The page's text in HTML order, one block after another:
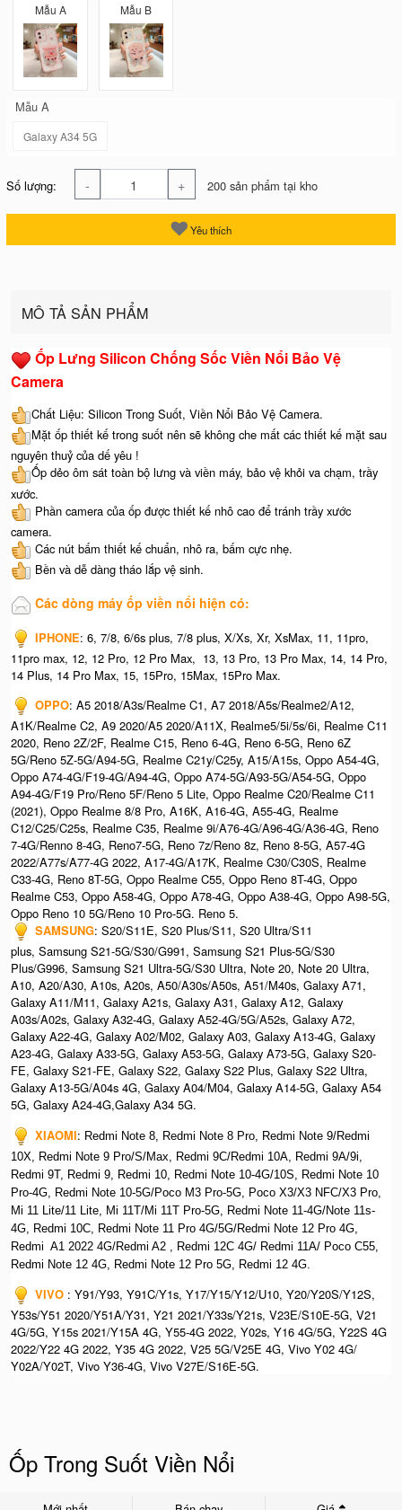
Mẫu A Mẫu B
Mẫu A
Galaxy A34 5G
Số lượng: - + 200 sản phẩm tại kho
Yêu thích
MÔ TẢ SẢN PHẨM
Ốp Lưng Silicon Chống Sốc Viền Nổi Bảo Vệ
Camera
Chất Liệu: Silicon Trong Suốt, Viền Nổi Bảo Vệ Camera.
Mặt ốp thiết kế trong suốt nên sẽ không che mất các thiết kế mặt sau
nguyên thuỷ của dế yêu !
Ốp dẻo ôm sát toàn bộ lưng và viền máy, bảo vệ khỏi va chạm, trầy
xước.
Phần camera của ốp được thiết kế nhô cao để tránh trầy xước
camera.
Các nút bấm thiết kế chuẩn, nhô ra, bấm cực nhẹ.
Bền và dễ dàng tháo lắp vệ sinh.
Các dòng máy ốp viền nổi hiện có:
IPHONE: 6, 7/8, 6/6s plus, 7/8 plus, X/Xs, Xr, XsMax, 11, 11pro,
11pro max, 12, 12 Pro, 12 Pro Max, 13, 13 Pro, 13 Pro Max, 14, 14 Pro,
14 Plus, 14 Pro Max, 15, 15Pro, 15Max, 15Pro Max.
OPPO: A5 2018/A3s/Realme C1, A7 2018/A5s/Realme2/A12,
A1K/Realme C2, A9 2020/A5 2020/A11X, Realme5/5i/5s/6i, Realme C11
2020, Reno 2Z/2F, Realme C15, Reno 6-4G, Reno 6-5G, Reno 6Z
5G/Reno 5Z-5G/A94-5G, Realme C21y/C25y, A15/A15s, Oppo A54-4G,
Oppo A74-4G/F19-4G/A94-4G, Oppo A74-5G/A93-5G/A54-5G, Oppo
A94-4G/F19 Pro/Reno 5F/Reno 5 Lite, Oppo Realme C20/Realme C11
(2021), Oppo Realme 8/8 Pro, A16K, A16-4G, A55-4G, Realme
C12/C25/C25s, Realme C35, Realme 9i/A76-4G/A96-4G/A36-4G, Reno
7-4G/Renno 8-4G, Reno7-5G, Reno 7z/Reno 8z, Reno 8-5G, A57-4G
2022/A77s/A77-4G 2022, A17-4G/A17K, Realme C30/C30S, Realme
C33-4G, Reno 8T-5G, Oppo Realme C55, Oppo Reno 8T-4G, Oppo
Realme C53, Oppo A58-4G, Oppo A78-4G, Oppo A38-4G, Oppo A98-5G,
Oppo Reno 10 5G/Reno 10 Pro-5G. Reno 5.
SAMSUNG: S20/S11E, S20 Plus/S11, S20 Ultra/S11
plus, Samsung S21-5G/S30/G991, Samsung S21 Plus-5G/S30
Plus/G996, Samsung S21 Ultra-5G/S30 Ultra, Note 20, Note 20 Ultra,
A10, A20/A30, A10s, A20s, A50/A30s/A50s, A51/M40s, Galaxy A71,
Galaxy A11/M11, Galaxy A21s, Galaxy A31, Galaxy A12, Galaxy
A03s/A02s, Galaxy A32-4G, Galaxy A52-4G/5G/A52s, Galaxy A72,
Galaxy A22-4G, Galaxy A02/M02, Galaxy A03, Galaxy A13-4G, Galaxy
A23-4G, Galaxy A33-5G, Galaxy A53-5G, Galaxy A73-5G, Galaxy S20-
FE, Galaxy S21-FE, Galaxy S22, Galaxy S22 Plus, Galaxy S22 Ultra,
Galaxy A13-5G/A04s 4G, Galaxy A04/M04, Galaxy A14-5G, Galaxy A54
5G, Galaxy A24-4G,Galaxy A34 5G.
XIAOMI: Redmi Note 8, Redmi Note 8 Pro, Redmi Note 9/Redmi
10X, Redmi Note 9 Pro/S/Max, Redmi 9C/Redmi 10A, Redmi 9A/9i,
Redmi 9T, Redmi 9, Redmi 10, Redmi Note 10-4G/10S, Redmi Note 10
Pro-4G, Redmi Note 10-5G/Poco M3 Pro-5G, Poco X3/X3 NFC/X3 Pro,
Mi 11 Lite/11 Lite, Mi 11T/Mi 11T Pro-5G, Redmi Note 11-4G/Note 11s-
4G, Redmi 10C, Redmi Note 11 Pro 4G/5G/Redmi Note 12 Pro 4G,
Redmi A1 2022 4G/Redmi A2 , Redmi 12C 4G/ Redmi 11A/ Poco C55,
Redmi Note 12 4G, Redmi Note 12 Pro 5G, Redmi 12 4G.
VIVO : Y91/Y93, Y91C/Y1s, Y17/Y15/Y12/U10, Y20/Y20S/Y12S,
Y53s/Y51 2020/Y51A/Y31, Y21 2021/Y33s/Y21s, V23E/S10E-5G, V21
4G/5G, Y15s 2021/Y15A 4G, Y55-4G 2022, Y02s, Y16 4G/5G, Y22S 4G
2022/Y22 4G 2022, Y35 4G 2022, V25 5G/V25E 4G, Vivo Y02 4G/
Y02A/Y02T, Vivo Y36-4G, Vivo V27E/S16E-5G.
Ốp Trong Suốt Viền Nổi